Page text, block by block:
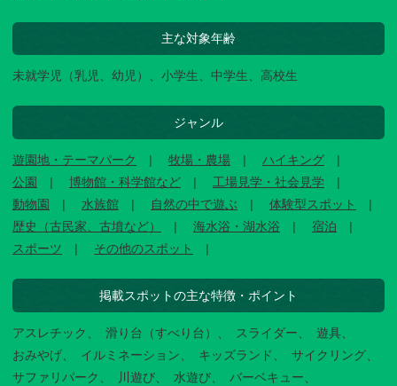
主な対象年齢
未就学児（乳児、幼児）、小学生、中学生、高校生
ジャンル
遊園地・テーマパーク 牧場・農場
ハイキング
公園
博物館・科学館など
工場見学・社会見学
動物園
水族館 自然の中で遊ぶ
体験型スポット
歴史（古民家、古墳など）
海水浴・湖水浴
宿泊
スポーツ
その他のスポット
掲載スポットの主な特徴・ポイント
アスレチック 滑り台（すべり台） スライダー
遊具
おみやげ
イルミネーション キッズランド
サイクリング
サファリパーク
川遊び 水遊び
バーベキュー